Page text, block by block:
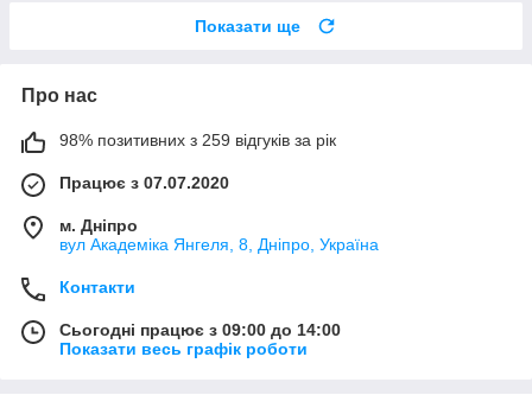
Показати ще
Про нас
98% позитивних з 259 відгуків за рік
Працює з 07.07.2020
м. Дніпро
вул Академіка Янгеля, 8, Дніпро, Україна
Контакти
Сьогодні працює з 09:00 до 14:00
Показати весь графік роботи